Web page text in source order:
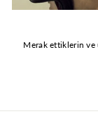
Merak ettiklerin ve